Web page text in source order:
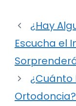
¿Hay
Escucha el
¿Cuánto